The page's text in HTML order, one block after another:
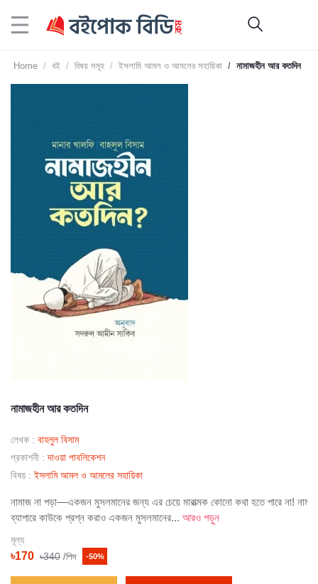
Home বই বিষয় সমূহ ইসলামি আমল ও আমলের সহায়িকা নামাজহীন আর কতদিন
নামাজহীন আর কতদিন
লেখক : বাহলুল বিসাম
প্রকাশনী : দাওয়া পাবলিকেশন
বিষয় : ইসলামি আমল ও আমলের সহায়িকা
নামাজ না পড়া—একজন মুসলমানের জন্য এর চেয়ে মারাত্মক কোনো কথা হতে পারে না!
ব্যাপারে কাউকে প্রশ্ন করাও একজন মুসলমানের... আরও পড়ুন
মূল্য
৳170 ৳340 /পিস -50%